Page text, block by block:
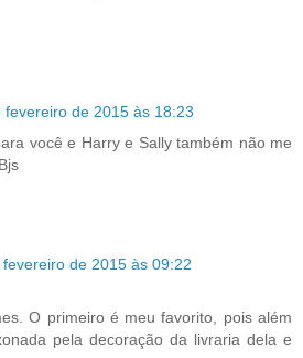
fevereiro de 2015 às 18:23
você e Harry e Sally também não me
de 2015 às 09:22
O primeiro é meu favorito, pois além
pela decoração da livraria dela e